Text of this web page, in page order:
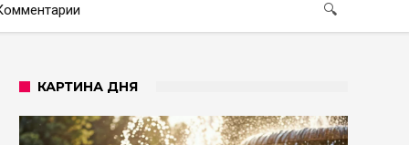
🔍
КАРТИНА ДНЯ